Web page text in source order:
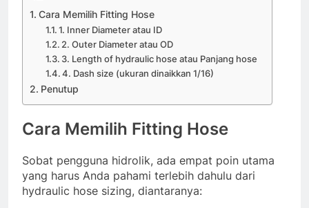
Cara Memilih Fitting Hose
1. Inner Diameter atau ID
2. Outer Diameter atau OD
3. Length of hydraulic hose atau Panjang hose
4. Dash size (ukuran dinaikkan 1/16)
Penutup
Cara Memilih Fitting Hose
Sobat pengguna hidrolik, ada empat poin utama
yang harus Anda pahami terlebih dahulu dari
hydraulic hose sizing, diantaranya: